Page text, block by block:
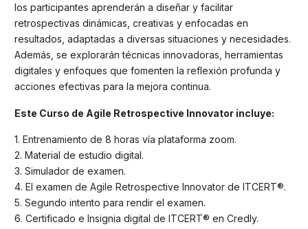
los participantes aprenderán a diseñar y facilitar
retrospectivas dinámicas, creativas y enfocadas en
resultados, adaptadas a diversas situaciones y necesidades.
Además, se explorarán técnicas innovadoras, herramientas
digitales y enfoques que fomenten la reflexión profunda y
acciones efectivas para la mejora continua.
Este Curso de Agile Retrospective Innovator incluye:
1. Entrenamiento de 8 horas vía plataforma zoom.
2. Material de estudio digital.
3. Simulador de examen.
4. El examen de Agile Retrospective Innovator de ITCERT®.
5. Segundo intento para rendir el examen.
6. Certificado e Insignia digital de ITCERT® en Credly.